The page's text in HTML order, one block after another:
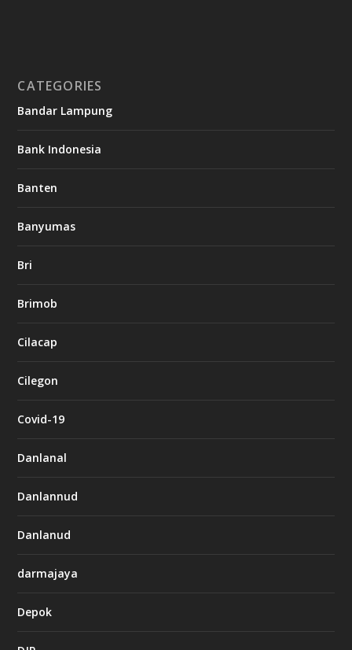
CATEGORIES
Bandar Lampung
Bank Indonesia
Banten
Banyumas
Bri
Brimob
Cilacap
Cilegon
Covid-19
Danlanal
Danlannud
Danlanud
darmajaya
Depok